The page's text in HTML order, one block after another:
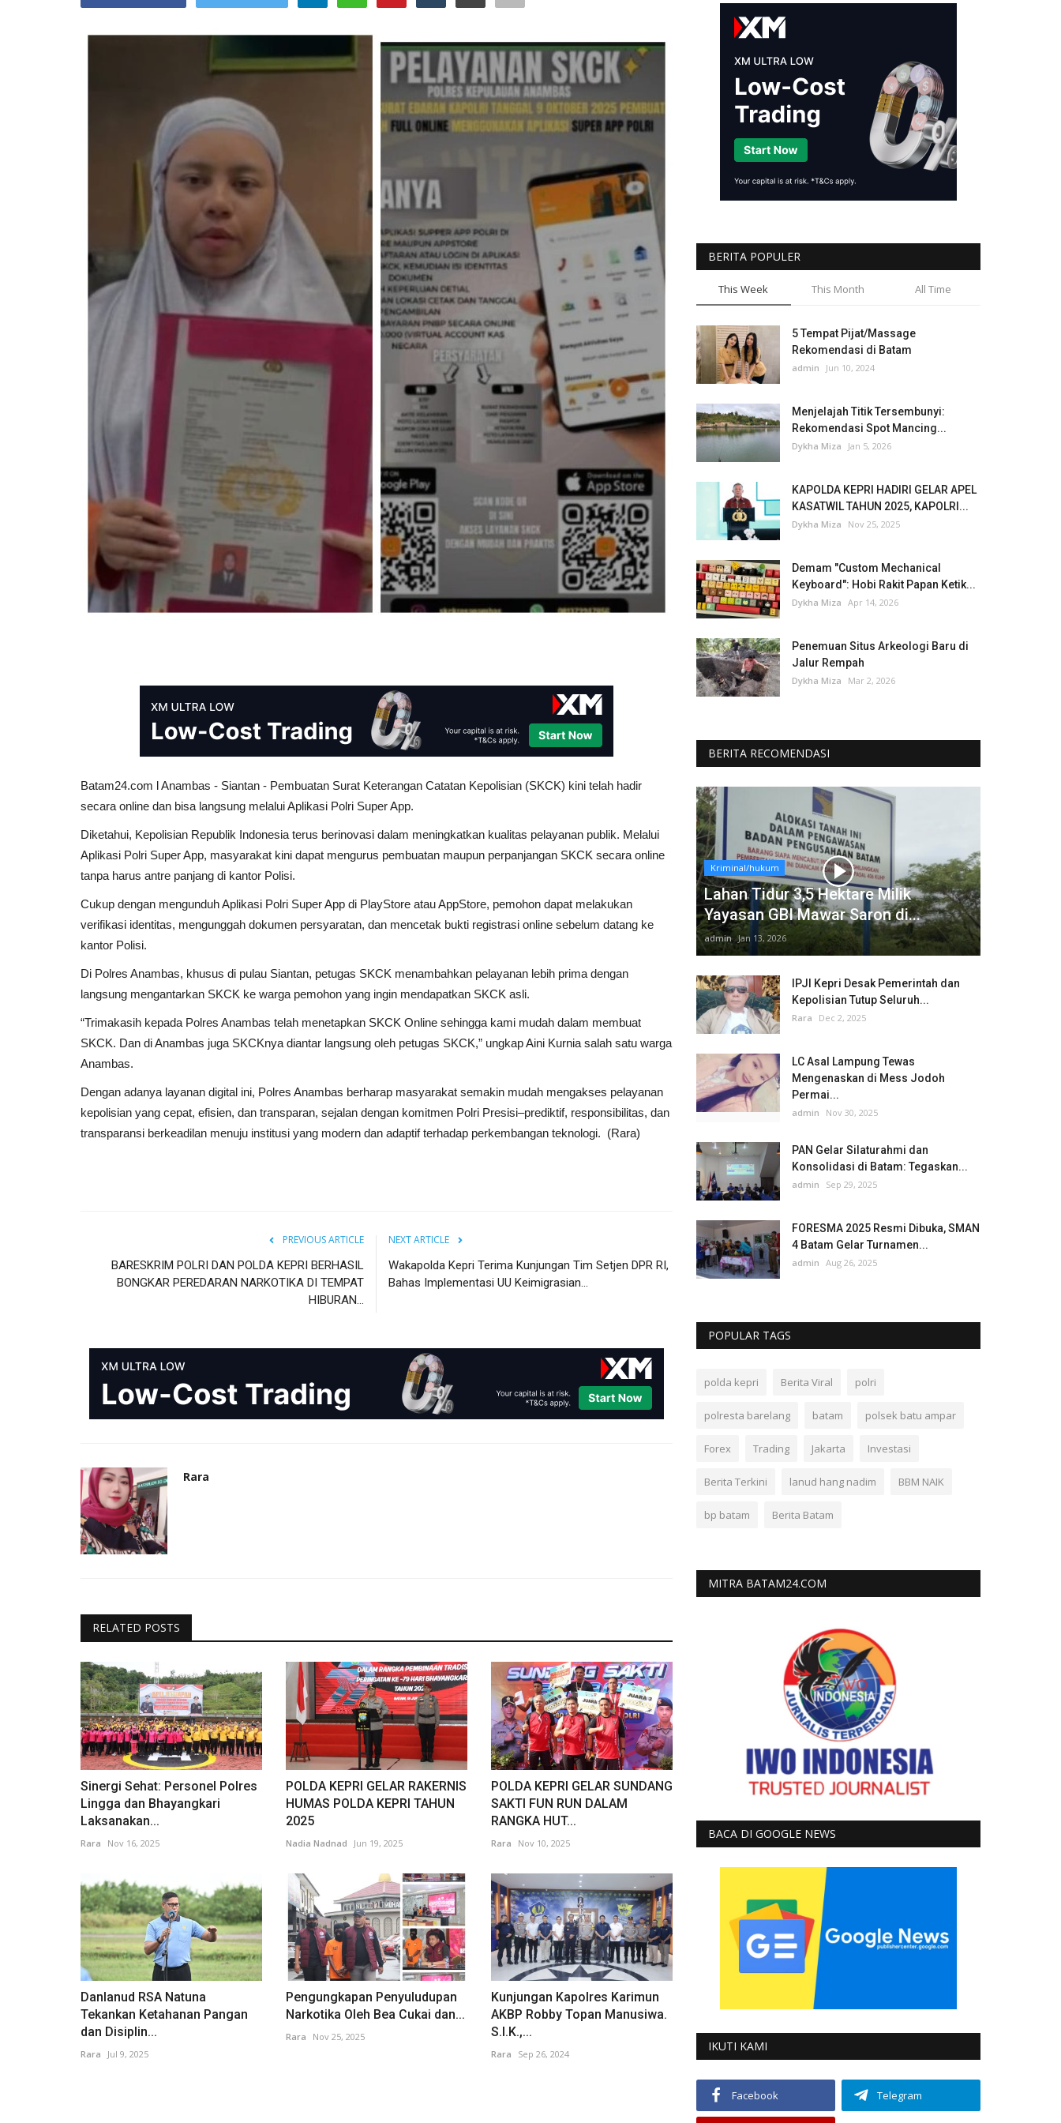
Batam24.com l Anambas - Siantan - Pembuatan Surat Keterangan Catatan Kepolisian (SKCK) kini telah hadir
secara online dan bisa langsung melalui Aplikasi Polri Super App.
Diketahui, Kepolisian Republik Indonesia terus berinovasi dalam meningkatkan kualitas pelayanan publik. Melalui
Aplikasi Polri Super App, masyarakat kini dapat mengurus pembuatan maupun perpanjangan SKCK secara online
tanpa harus antre panjang di kantor Polisi.
Cukup dengan mengunduh Aplikasi Polri Super App di PlayStore atau AppStore, pemohon dapat melakukan
verifikasi identitas, mengunggah dokumen persyaratan, dan mencetak bukti registrasi online sebelum datang ke
kantor Polisi.
Di Polres Anambas, khusus di pulau Siantan, petugas SKCK menambahkan pelayanan lebih prima dengan
langsung mengantarkan SKCK ke warga pemohon yang ingin mendapatkan SKCK asli.
“Trimakasih kepada Polres Anambas telah menetapkan SKCK Online sehingga kami mudah dalam membuat
SKCK. Dan di Anambas juga SKCKnya diantar langsung oleh petugas SKCK,” ungkap Aini Kurnia salah satu warga
Anambas.
Dengan adanya layanan digital ini, Polres Anambas berharap masyarakat semakin mudah mengakses pelayanan
kepolisian yang cepat, efisien, dan transparan, sejalan dengan komitmen Polri Presisi–prediktif, responsibilitas, dan
transparansi berkeadilan menuju institusi yang modern dan adaptif terhadap perkembangan teknologi. (Rara)
PREVIOUS ARTICLE
BARESKRIM POLRI DAN POLDA KEPRI BERHASIL
BONGKAR PEREDARAN NARKOTIKA DI TEMPAT
HIBURAN...
NEXT ARTICLE
Wakapolda Kepri Terima Kunjungan Tim Setjen DPR RI,
Bahas Implementasi UU Keimigrasian...
Rara
RELATED POSTS
Sinergi Sehat: Personel Polres
Lingga dan Bhayangkari
Laksanakan...
Rara Nov 16, 2025
POLDA KEPRI GELAR RAKERNIS
HUMAS POLDA KEPRI TAHUN
2025
Nadia Nadnad Jun 19, 2025
POLDA KEPRI GELAR SUNDANG
SAKTI FUN RUN DALAM
RANGKA HUT...
Rara Nov 10, 2025
Danlanud RSA Natuna
Tekankan Ketahanan Pangan
dan Disiplin...
Rara Jul 9, 2025
Pengungkapan Penyuludupan
Narkotika Oleh Bea Cukai dan...
Rara Nov 25, 2025
Kunjungan Kapolres Karimun
AKBP Robby Topan Manusiwa.
S.I.K.,...
Rara Sep 26, 2024
BERITA POPULER
This Week This Month All Time
5 Tempat Pijat/Massage
Rekomendasi di Batam
admin Jun 10, 2024
Menjelajah Titik Tersembunyi:
Rekomendasi Spot Mancing...
Dykha Miza Jan 5, 2026
KAPOLDA KEPRI HADIRI GELAR APEL
KASATWIL TAHUN 2025, KAPOLRI...
Dykha Miza Nov 25, 2025
Demam "Custom Mechanical
Keyboard": Hobi Rakit Papan Ketik...
Dykha Miza Apr 14, 2026
Penemuan Situs Arkeologi Baru di
Jalur Rempah
Dykha Miza Mar 2, 2026
BERITA RECOMENDASI
Kriminal/hukum
Lahan Tidur 3,5 Hektare Milik
Yayasan GBI Mawar Saron di...
admin Jan 13, 2026
IPJI Kepri Desak Pemerintah dan
Kepolisian Tutup Seluruh...
Rara Dec 2, 2025
LC Asal Lampung Tewas
Mengenaskan di Mess Jodoh
Permai...
admin Nov 30, 2025
PAN Gelar Silaturahmi dan
Konsolidasi di Batam: Tegaskan...
admin Sep 29, 2025
FORESMA 2025 Resmi Dibuka, SMAN
4 Batam Gelar Turnamen...
admin Aug 26, 2025
POPULAR TAGS
polda kepri Berita Viral polri
polresta barelang batam polsek batu ampar
Forex Trading Jakarta Investasi
Berita Terkini lanud hang nadim BBM NAIK
bp batam Berita Batam
MITRA BATAM24.COM
BACA DI GOOGLE NEWS
IKUTI KAMI
Facebook Telegram